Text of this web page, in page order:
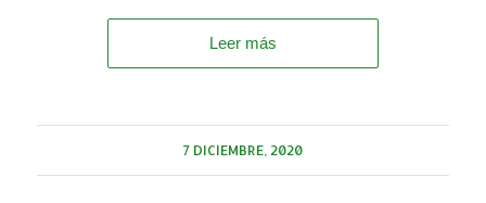
Leer más
7 DICIEMBRE, 2020